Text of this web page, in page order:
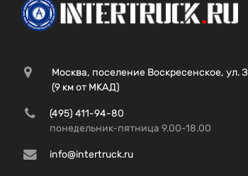
Москва, поселение Воскресенское, ул.
(9 км от МКАД)
(495) 411-94-80
понедельник-пятница 9.00-18.00
info@intertruck.ru